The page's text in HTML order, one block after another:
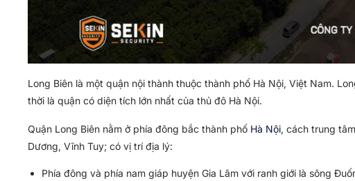
Long Biên là một quận nội thành thuộc thành phố Hà Nội, Việt Nam.
thời là quận có diện tích lớn nhất của thủ đô Hà Nội.
Quận Long Biên nằm ở phía đông bắc thành phố Hà Nội, cách trung
Dương, Vĩnh Tuy; có vị trí địa lý:
Phía đông và phía nam giáp huyện Gia Lâm với ranh giới là sông